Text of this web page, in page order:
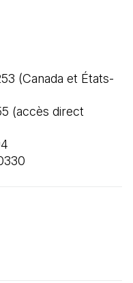
(Canada et États-
(accès direct